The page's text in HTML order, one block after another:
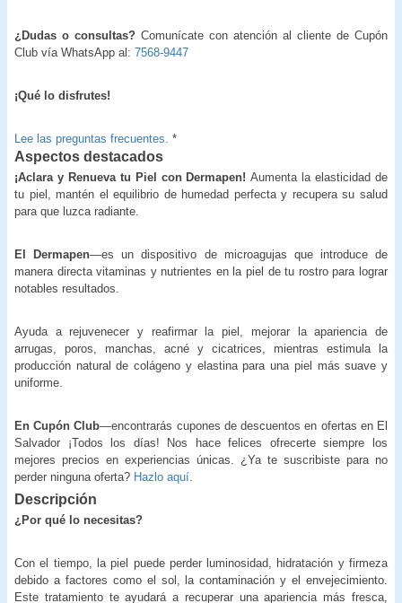
¿Dudas o consultas? Comunícate con atención al cliente de Cupón
Club vía WhatsApp al: 7568-9447
¡Qué lo disfrutes!
Lee las preguntas frecuentes. *
Aspectos destacados
¡Aclara y Renueva tu Piel con Dermapen!Aumenta la elasticidad de
tu piel, mantén el equilibrio de humedad perfecta y recupera su salud
para que luzca radiante.
El Dermapen—es un dispositivo de microagujas que introduce de
manera directa vitaminas y nutrientes en la piel de tu rostro para lograr
notables resultados.
Ayuda a rejuvenecer y reafirmar la piel, mejorar la apariencia de
arrugas, poros, manchas, acné y cicatrices, mientras estimula la
producción natural de colágeno y elastina para una piel más suave y
uniforme.
En Cupón Club—encontrarás cupones de descuentos en ofertas en El
Salvador ¡Todos los días! Nos hace felices ofrecerte siempre los
mejores precios en experiencias únicas. ¿Ya te suscribiste para no
perder ninguna oferta? Hazlo aquí
Descripción
¿Por qué lo necesitas?
Con el tiempo, la piel puede perder luminosidad, hidratación y firmeza
debido a factores como el sol, la contaminación y el envejecimiento.
Este tratamiento te ayudará a recuperar una apariencia más fresca,